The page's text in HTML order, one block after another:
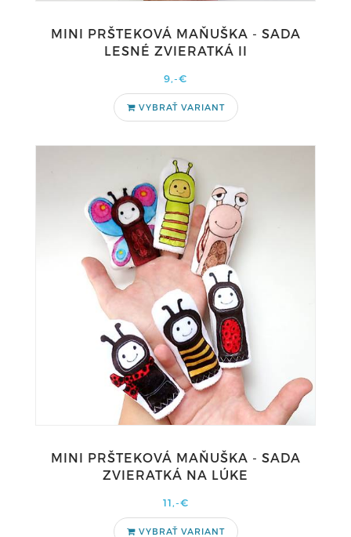
MINI PRŠTEKOVÁ MAŇUŠKA - SADA
LESNÉ ZVIERATKÁ II
9,-€
VYBRAŤ VARIANT
MINI PRŠTEKOVÁ MAŇUŠKA - SADA
ZVIERATKÁ NA LÚKE
11,-€
VYBRAŤ VARIANT